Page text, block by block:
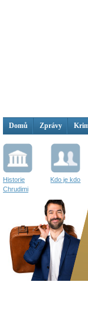
Domů Zprávy
Historie
Chrudimi
Kdo je kdo